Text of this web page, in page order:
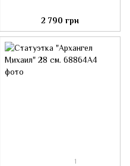
2 790 грн
1